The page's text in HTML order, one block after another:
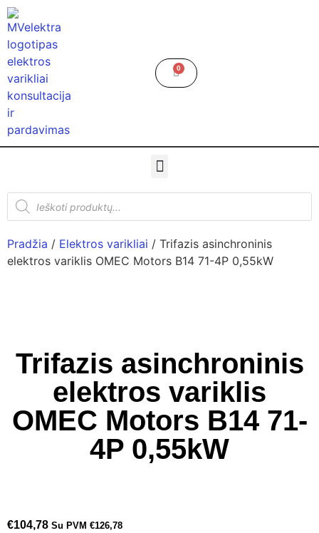
0
Pradžia / Elektros varikliai / Trifazis asinchroninis
elektros variklis OMEC Motors B14 71-4P 0,55kW
Trifazis asinchroninis
elektros variklis
OMEC Motors B14 71-
4P 0,55kW
€104,78 Su PVM €126,78